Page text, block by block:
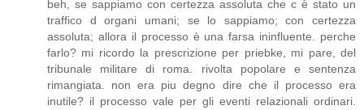
beh, se sappiamo con certezza assoluta che c è stato un
traffico d organi umani; se lo sappiamo; con certezza
assoluta; allora il processo è una farsa ininfluente. perche
farlo? mi ricordo la prescrizione per priebke, mi pare, del
tribunale militare di roma. rivolta popolare e sentenza
rimangiata. non era piu degno dire che il processo era
inutile? il processo vale per gli eventi relazionali ordinari.